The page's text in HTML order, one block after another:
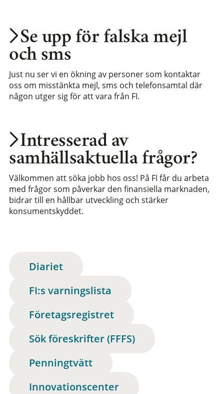
Intresserad av
samhällsaktuella frågor?
Välkommen att söka jobb hos oss! På FI får du arbeta
med frågor som påverkar den finansiella marknaden,
bidrar till en hållbar utveckling och stärker
konsumentskyddet.
Se upp för falska mejl
och sms
Just nu ser vi en ökning av personer som kontaktar
oss om misstänkta mejl, sms och telefonsamtal där
någon utger sig för att vara från FI.
Diariet
FI:s varningslista
Företagsregistret
Sök föreskrifter (FFFS)
Penningtvätt
Innovationscenter